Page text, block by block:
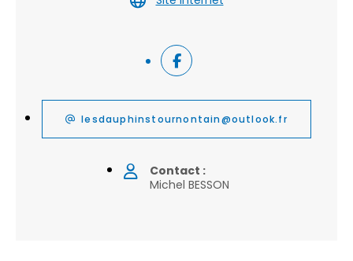
lesdauphinstournontain@outlook.fr
Contact :
Michel BESSON